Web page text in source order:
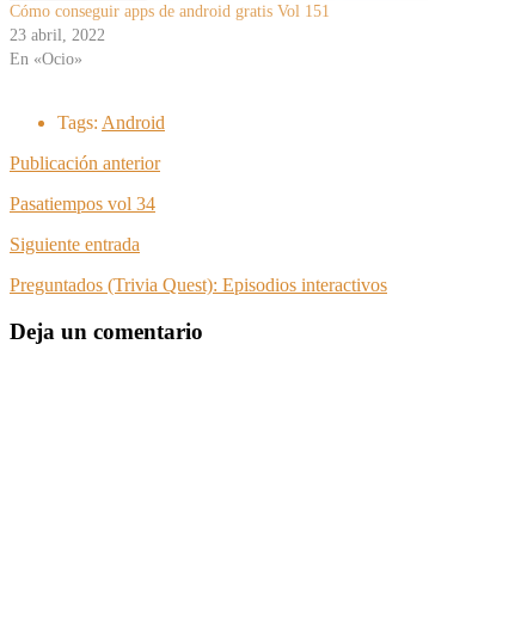
Cómo conseguir apps de android gratis Vol 151
23 abril, 2022
En «Ocio»
Tags: Android
Publicación anterior
Pasatiempos vol 34
Siguiente entrada
Preguntados (Trivia Quest): Episodios interactivos
Deja un comentario